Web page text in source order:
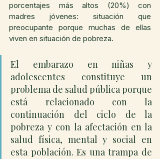
porcentajes más altos (20%) con
madres jóvenes: situación que
preocupante porque muchas de ellas
viven en situación de pobreza.
El embarazo en niñas y
adolescentes constituye un
problema de salud pública porque
está relacionado con la
continuación del ciclo de la
pobreza y con la afectación en la
salud física, mental y social en
esta población. Es una trampa de